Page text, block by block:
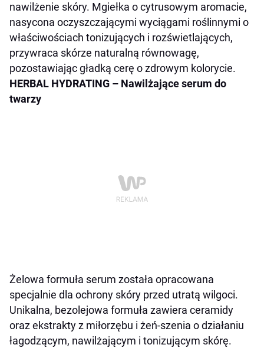
nawilżenie skóry. Mgiełka o cytrusowym aromacie,
nasycona oczyszczającymi wyciągami roślinnymi o
właściwościach tonizujących i rozświetlających,
przywraca skórze naturalną równowagę,
pozostawiając gładką cerę o zdrowym kolorycie.
HERBAL HYDRATING – Nawilżające serum do
twarzy
Żelowa formuła serum została opracowana
specjalnie dla ochrony skóry przed utratą wilgoci.
Unikalna, bezolejowa formuła zawiera ceramidy
oraz ekstrakty z miłorzębu i żeń-szenia o działaniu
łagodzącym, nawilżającym i tonizującym skórę.